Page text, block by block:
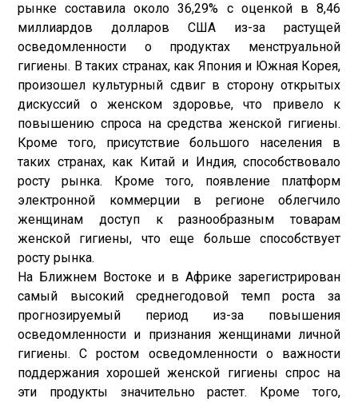
рынке составила около 36,29% с оценкой в ​​8,46
миллиардов долларов США из-за растущей
осведомленности о продуктах менструальной
гигиены. В таких странах, как Япония и Южная Корея,
произошел культурный сдвиг в сторону открытых
дискуссий о женском здоровье, что привело к
повышению спроса на средства женской гигиены.
Кроме того, присутствие большого населения в
таких странах, как Китай и Индия, способствовало
росту рынка. Кроме того, появление платформ
электронной коммерции в регионе облегчило
женщинам доступ к разнообразным товарам
женской гигиены, что еще больше способствует
росту рынка.
На Ближнем Востоке и в Африке зарегистрирован
самый высокий среднегодовой темп роста за
прогнозируемый период из-за повышения
осведомленности и признания женщинами личной
гигиены. С ростом осведомленности о важности
поддержания хорошей женской гигиены спрос на
эти продукты значительно растет. Кроме того,